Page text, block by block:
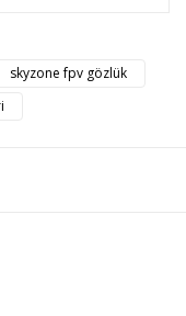
ve diğer
öneri formunu
skyzone fpv gözlük